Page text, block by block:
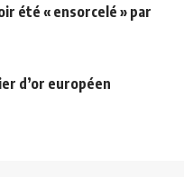
été « ensorcelé » par
d’or européen